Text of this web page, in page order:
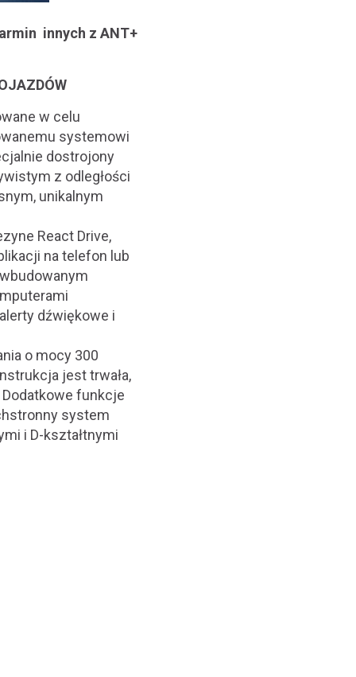
innych z ANT+
w celu
systemowi
dostrojony
z odległości
unikalnym
React Drive,
na telefon lub
dźwiękowe i
o mocy 300
jest trwała,
funkcje
system
i D-kształtnymi